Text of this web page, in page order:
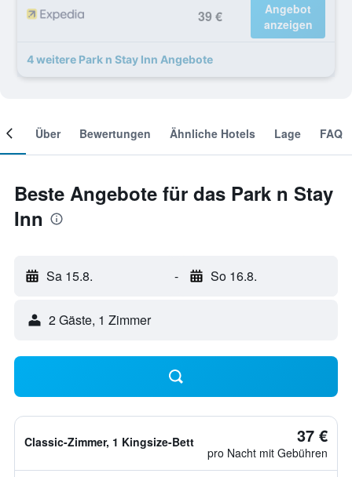
39 €
Angebot
anzeigen
4 weitere Park n Stay Inn Angebote
Über Bewertungen Ähnliche Hotels Lage FAQ
Beste Angebote für das Park n Stay
Inn
Sa 15.8. - So 16.8.
2 Gäste, 1 Zimmer
Classic-Zimmer, 1 Kingsize-Bett 37 €
pro Nacht mit Gebühren